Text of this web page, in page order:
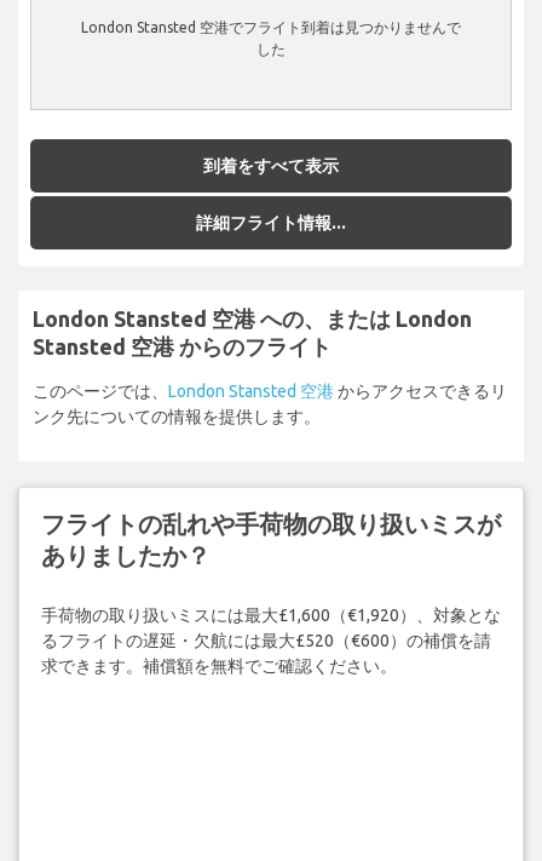
London Stansted 空港でフライト到着は見つかりませんで
した
到着をすべて表示
詳細フライト情報...
London Stansted 空港 への、または London
Stansted 空港 からのフライト
このページでは、 London Stansted 空港からアクセスできるリ
ンク先についての情報を提供します。
フライトの乱れや手荷物の取り扱いミスが
ありましたか？
手荷物の取り扱いミスには最大£1,600（€1,920）、対象とな
るフライトの遅延・欠航には最大£520（€600）の補償を請
求できます。補償額を無料でご確認ください。